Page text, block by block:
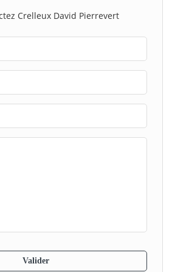
Crelleux David Pierrevert